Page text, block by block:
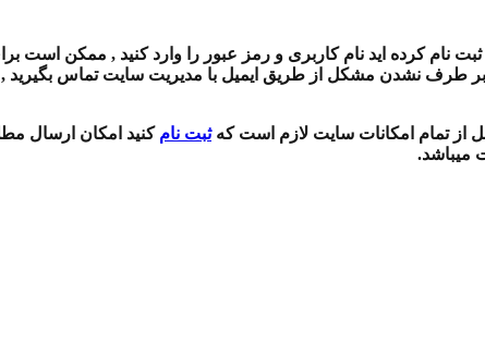
کرده اید نام کاربری و رمز عبور را وارد کنید , ممکن است
طرف نشدن مشکل از طریق ایمیل با مدیریت سایت تماس بگیرید ,
از تمام امکانات سایت لازم است کهثبت نام کنید امکان ارسال
میباشد.